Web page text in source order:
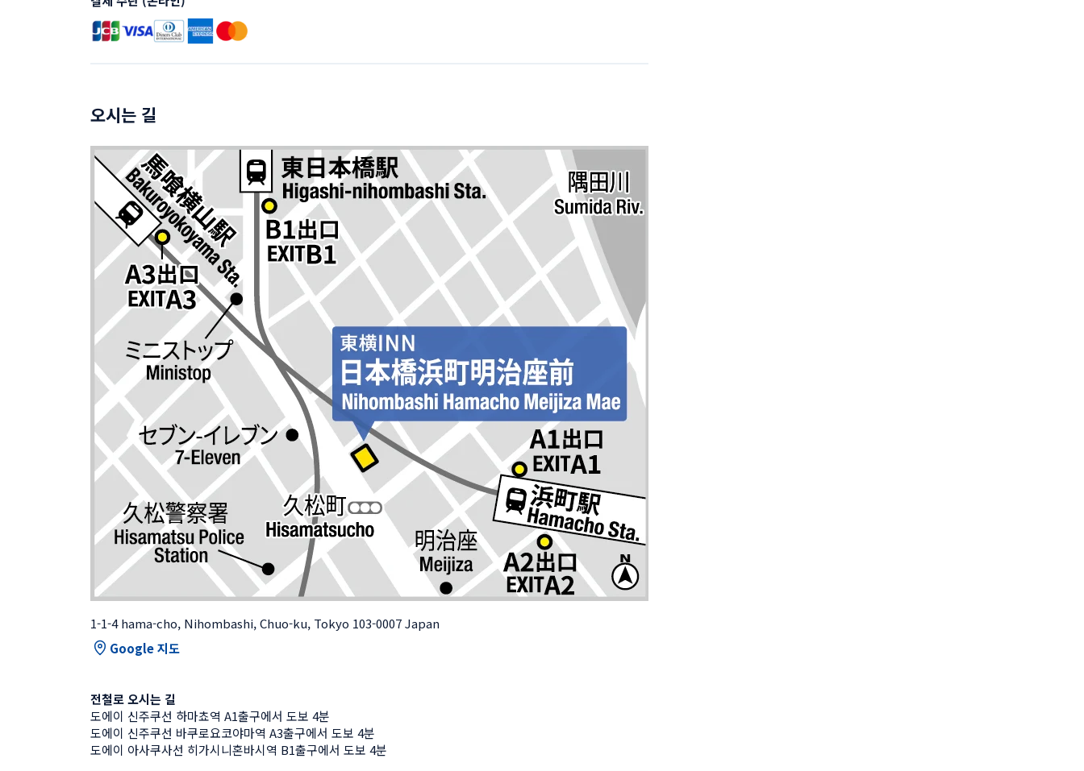
오시는 길
1-1-4 hama-cho, Nihombashi, Chuo-ku, Tokyo 103-0007 Japan
Google 지도
전철로 오시는 길
도에이 신주쿠선 하마쵸역 A1출구에서 도보 4분
도에이 신주쿠선 바쿠로요코야마역 A3출구에서 도보 4분
도에이 아사쿠사선 히가시니혼바시역 B1출구에서 도보 4분